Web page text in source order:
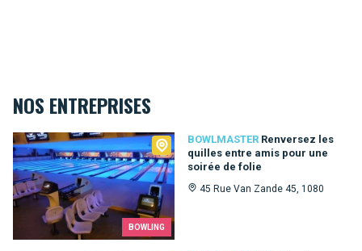
NOS ENTREPRISES
BOWLING
BOWLMASTER Renversez les
quilles entre amis pour une
soirée de folie
45 Rue Van Zande 45, 1080
Bowlmaster